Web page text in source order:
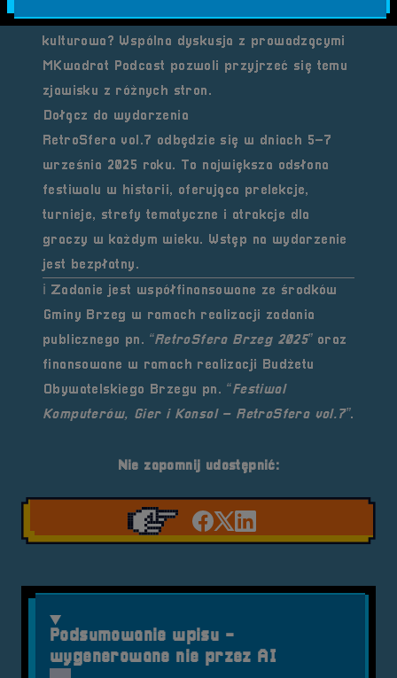
zabieg komercyjny, czy realna wartość
kulturowa? Wspólna dyskusja z prowadzącymi
MKwadrat Podcast pozwoli przyjrzeć się temu
zjawisku z różnych stron.
Dołącz do wydarzenia
RetroSfera vol.7 odbędzie się w dniach 5–7
września 2025 roku. To największa odsłona
festiwalu w historii, oferująca prelekcje,
turnieje, strefy tematyczne i atrakcje dla
graczy w każdym wieku. Wstęp na wydarzenie
jest
bezpłatny.
ℹ️ Zadanie jest współfinansowane ze środków
Gminy Brzeg w ramach realizacji zadania
publicznego pn. “RetroSfera Brzeg 2025”oraz
finansowane w ramach realizacji
Budżetu
Obywatelskiego Brzegu pn. “Festiwal
Komputerów, Gier i Konsol – RetroSfera vol.7”.
Nie zapomnij udostępnić:
Udostępnij na
Udostępnij na
Udostępnij na
Podsumowanie wpisu -
wygenerowane nie przez AI